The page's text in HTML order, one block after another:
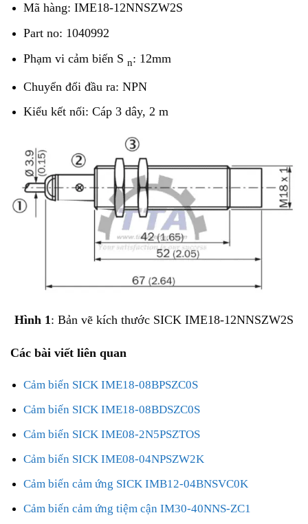
Mã hàng: IME18-12NNSZW2S
Part no: 1040992
Phạm vi cảm biến Sn: 12mm
Chuyển đổi đầu ra: NPN
Kiểu kết nối:Cáp 3 dây, 2 m
Hình 1: Bản vẽ kích thước SICK IME18-12NNSZW2S
Các bài viết liên quan
Cảm biến SICK IME18-08BPSZC0S
Cảm biến SICK IME18-08BDSZC0S
Cảm biến SICK IME08-2N5PSZTOS
Cảm biến SICK IME08-04NPSZW2K
Cảm biến cảm ứng SICK IMB12-04BNSVC0K
Cảm biến cảm ứng tiệm cận IM30-40NNS-ZC1